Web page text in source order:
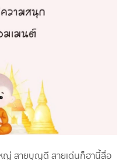
ญ่ สายบุญดี สายเด่นก็ฮานี้สื่อ